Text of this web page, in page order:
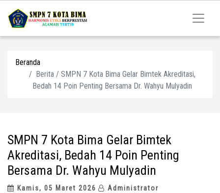
Beranda
Berita / SMPN 7 Kota Bima Gelar Bimtek Akreditasi,
Bedah 14 Poin Penting Bersama Dr. Wahyu Mulyadin
SMPN 7 Kota Bima Gelar Bimtek
Akreditasi, Bedah 14 Poin Penting
Bersama Dr. Wahyu Mulyadin
Kamis, 05 Maret 2026 Administrator